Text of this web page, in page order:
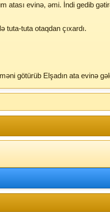
atası evinə, əmi. İndi gedib
tuta-tuta otaqdan çıxardı.
götürüb Elşadın ata evinə